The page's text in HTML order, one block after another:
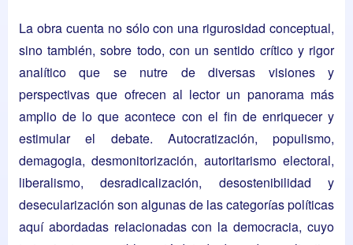
La obra cuenta no sólo con una rigurosidad conceptual,
sino también, sobre todo, con un sentido crítico y rigor
analítico que se nutre de diversas visiones y
perspectivas que ofrecen al lector un panorama más
amplio de lo que acontece con el fin de enriquecer y
estimular el debate. Autocratización, populismo,
demagogia, desmonitorización, autoritarismo electoral,
liberalismo, desradicalización, desostenibilidad y
desecularización son algunas de las categorías políticas
aquí abordadas relacionadas con la democracia, cuyo